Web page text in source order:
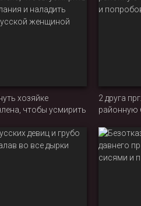
хозяйке
чтобы усмирить
женщиной
2 друга
районную